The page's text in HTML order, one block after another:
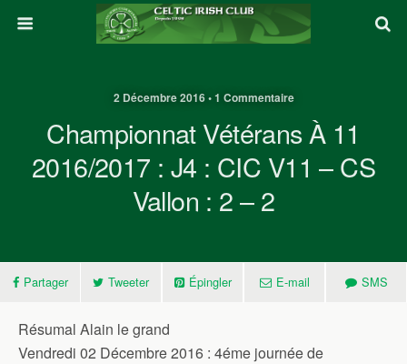
2 Décembre 2016 • 1 Commentaire
Championnat Vétérans À 11
2016/2017 : J4 : CIC V11 – CS
Vallon : 2 – 2
Partager Tweeter Épingler E-mail SMS
Résumal Alain le grand
Vendredi 02 Décembre 2016 : 4éme journée de